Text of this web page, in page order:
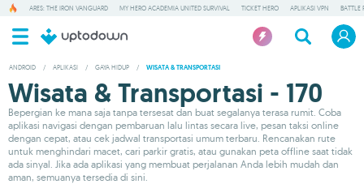
ARES: THE IRON VANGUARD MY HERO ACADEMIA UNITED SURVIVAL TICKET HERO APLIKASI VPN BATTLE
ANDROID / APLIKASI / GAYA HIDUP / WISATA & TRANSPORTASI
Wisata & Transportasi - 170
Bepergian ke mana saja tanpa tersesat dan buat segalanya terasa rumit. Coba
aplikasi navigasi dengan pembaruan lalu lintas secara live, pesan taksi online
dengan cepat, atau cek jadwal transportasi umum terbaru. Rencanakan rute
untuk menghindari macet, cari parkir gratis, atau gunakan peta offline saat tidak
ada sinyal. Jika ada aplikasi yang membuat perjalanan Anda lebih mudah dan
aman, semuanya tersedia di sini.